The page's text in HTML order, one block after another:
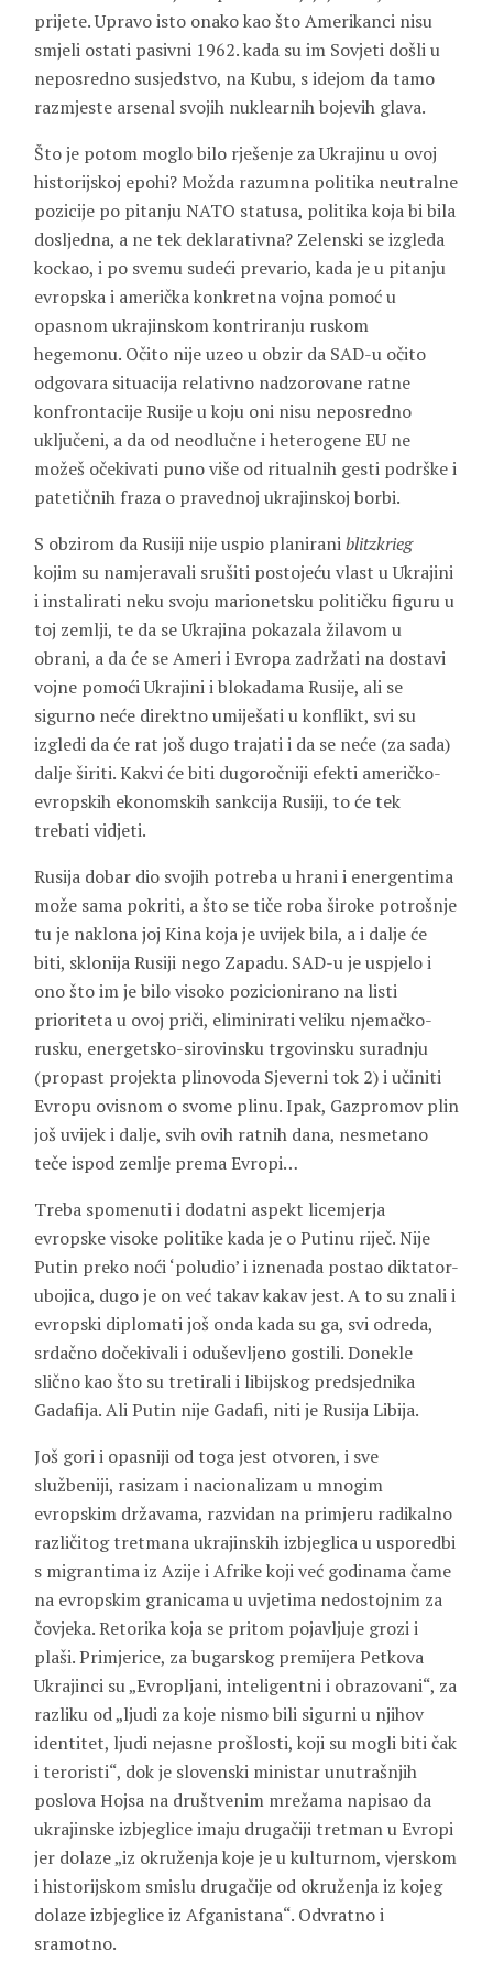
prijete. Upravo isto onako kao što Amerikanci nisu
smjeli ostati pasivni 1962. kada su im Sovjeti došli u
neposredno susjedstvo, na Kubu, s idejom da tamo
razmjeste arsenal svojih nuklearnih bojevih glava.
Što je potom moglo bilo rješenje za Ukrajinu u ovoj
historijskoj epohi? Možda razumna politika neutralne
pozicije po pitanju NATO statusa, politika koja bi bila
dosljedna, a ne tek deklarativna? Zelenski se izgleda
kockao, i po svemu sudeći prevario, kada je u pitanju
evropska i američka konkretna vojna pomoć u
opasnom ukrajinskom kontriranju ruskom
hegemonu. Očito nije uzeo u obzir da SAD-u očito
odgovara situacija relativno nadzorovane ratne
konfrontacije Rusije u koju oni nisu neposredno
uključeni, a da od neodlučne i heterogene EU ne
možeš očekivati puno više od ritualnih gesti podrške i
patetičnih fraza o pravednoj ukrajinskoj borbi.
S obzirom da Rusiji nije uspio planiraniblitzkrieg
kojim su namjeravali srušiti postojeću vlast u Ukrajini
i instalirati neku svoju marionetsku političku figuru u
toj zemlji, te da se Ukrajina pokazala žilavom u
obrani, a da će se Ameri i Evropa zadržati na dostavi
vojne pomoći Ukrajini i blokadama Rusije, ali se
sigurno neće direktno umiješati u konflikt, svi su
izgledi da će rat još dugo trajati i da se neće (za sada)
dalje širiti. Kakvi će biti dugoročniji efekti američko-
evropskih ekonomskih sankcija Rusiji, to će tek
trebati vidjeti.
Rusija dobar dio svojih potreba u hrani i energentima
može sama pokriti, a što se tiče roba široke potrošnje
tu je naklona joj Kina koja je uvijek bila, a i dalje će
biti, sklonija Rusiji nego Zapadu. SAD-u je uspjelo i
ono što im je bilo visoko pozicionirano na listi
prioriteta u ovoj priči, eliminirati veliku njemačko-
rusku, energetsko-sirovinsku trgovinsku suradnju
(propast projekta plinovoda Sjeverni tok 2) i učiniti
Evropu ovisnom o svome plinu. Ipak, Gazpromov plin
još uvijek i dalje, svih ovih ratnih dana, nesmetano
teče ispod zemlje prema Evropi…
Treba spomenuti i dodatni aspekt licemjerja
evropske visoke politike kada je o Putinu riječ. Nije
Putin preko noći ‘poludio’ i iznenada postao diktator-
ubojica, dugo je on već takav kakav jest. A to su znali i
evropski diplomati još onda kada su ga, svi odreda,
srdačno dočekivali i oduševljeno gostili. Donekle
slično kao što su tretirali i libijskog predsjednika
Gadafija. Ali Putin nije Gadafi, niti je Rusija Libija.
Još gori i opasniji od toga jest otvoren, i sve
službeniji, rasizam i nacionalizam u mnogim
evropskim državama, razvidan na primjeru radikalno
različitog tretmana ukrajinskih izbjeglica u usporedbi
s migrantima iz Azije i Afrike koji već godinama čame
na evropskim granicama u uvjetima nedostojnim za
čovjeka. Retorika koja se pritom pojavljuje grozi i
plaši. Primjerice, za bugarskog premijera Petkova
Ukrajinci su „Evropljani, inteligentni i obrazovani“, za
razliku od „ljudi za koje nismo bili sigurni u njihov
identitet, ljudi nejasne prošlosti, koji su mogli biti čak
i teroristi“, dok je slovenski ministar unutrašnjih
poslova Hojsa na društvenim mrežama napisao da
ukrajinske izbjeglice imaju drugačiji tretman u Evropi
jer dolaze „iz okruženja koje je u kulturnom, vjerskom
i historijskom smislu drugačije od okruženja iz kojeg
dolaze izbjeglice iz Afganistana“. Odvratno i
sramotno.